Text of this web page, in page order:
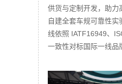
供货与定制开发，助力
自建全套车规可靠性
线依照 IATF16949、
一致性对标国际一线品